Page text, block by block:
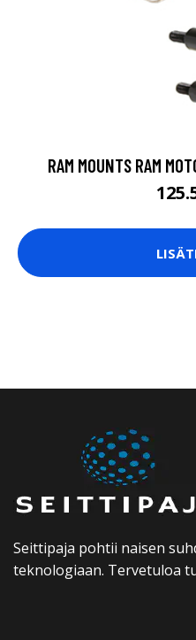
RAM MOUNTS RAM
Seittipaja pohtii naisen
teknologiaan. Tervetuloa